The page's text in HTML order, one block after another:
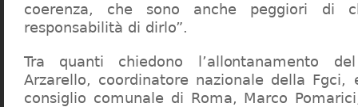
coerenza, che sono anche peggiori di
responsabilità di dirlo”.
Tra quanti chiedono l’allontanamento
Arzarello, coordinatore nazionale della
consiglio comunale di Roma, Marco